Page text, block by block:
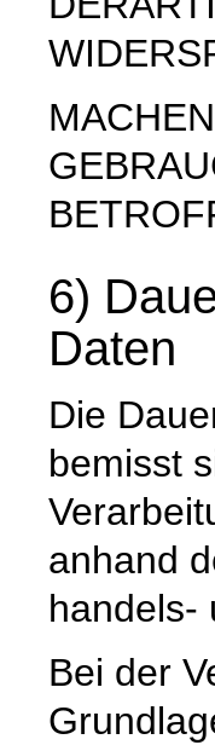
6)
Daten
Die
bemisst
anhand
handels-
Bei der